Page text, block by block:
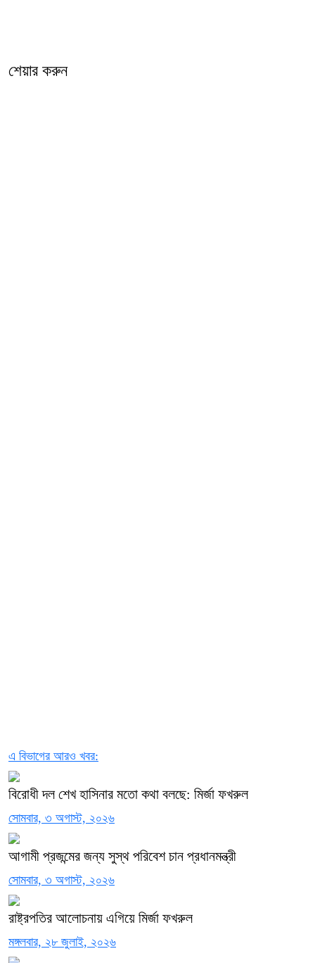
শেয়ার করুন
এ বিভাগের আরও খবর:
বিরোধী দল শেখ হাসিনার মতো কথা বলছে: মির্জা ফখরুল
সোমবার, ৩ অগাস্ট, ২০২৬
আগামী প্রজন্মের জন্য সুস্থ পরিবেশ চান প্রধানমন্ত্রী
সোমবার, ৩ অগাস্ট, ২০২৬
রাষ্ট্রপতির আলোচনায় এগিয়ে মির্জা ফখরুল
মঙ্গলবার, ২৮ জুলাই, ২০২৬